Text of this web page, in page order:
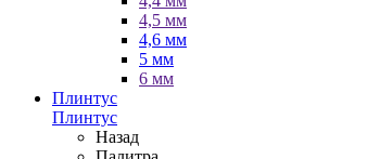
4,5 мм
4,6 мм
5 мм
6 мм
Плинтус
Плинтус
Назад